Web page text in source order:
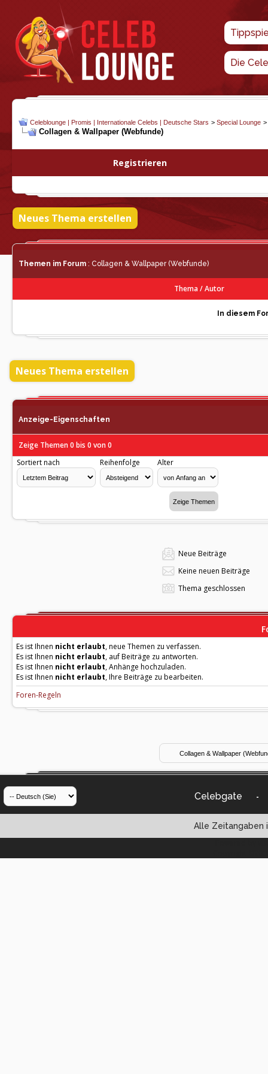
Die
Celeblounge | Promis | Internationale Celebs | Deutsche Stars > Special Lounge >
Collagen & Wallpaper (Webfunde)
Registrieren
Neues Thema erstellen
Themen im Forum : Collagen & Wallpaper (Webfunde)
Thema/Autor
In diesem
Neues Thema erstellen
Anzeige-Eigenschaften
Zeige Themen 0 bis 0 von 0
Sortiert nach
Reihenfolge Alter
Neue Beiträge
Keine neuen Beiträge
Thema geschlossen
Es ist Ihnen nicht erlaubt, neue Themen zu verfassen.
Es ist Ihnen nicht erlaubt, auf Beiträge zu antworten.
Es ist Ihnen nicht erlaubt, Anhänge hochzuladen.
Es ist Ihnen nicht erlaubt, Ihre Beiträge zu bearbeiten.
Foren-Regeln
Celebgate -
Alle Zeitangaben